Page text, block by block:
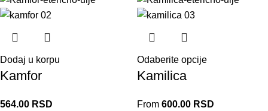
Dodaj u korpu
Kamfor
564.00 RSD
Odaberite opcije
Kamilica
From 600.00 RSD